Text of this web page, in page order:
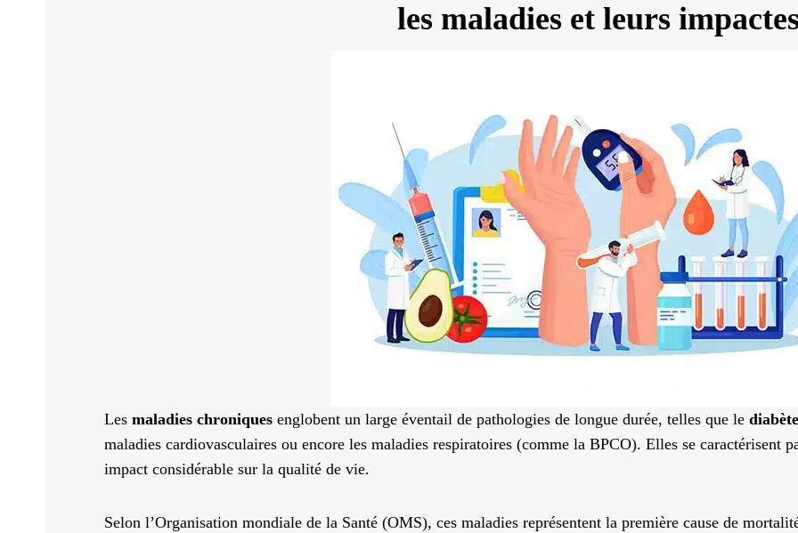
les maladies et leurs
Les maladies chroniques englobent un large éventail de pathologies de longue durée, telles que le diabète
maladies cardiovasculaires ou encore les maladies respiratoires (comme la BPCO). Elles se caractérisent
impact considérable sur la qualité de vie.
Selon l’Organisation mondiale de la Santé (OMS), ces maladies représentent la première cause de